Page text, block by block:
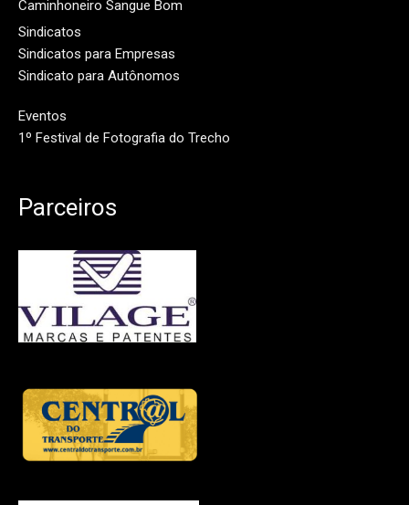
Caminhoneiro Sangue Bom
Sindicatos
Sindicatos para Empresas
Sindicato para Autônomos
Eventos
1º Festival de Fotografia do Trecho
Parceiros